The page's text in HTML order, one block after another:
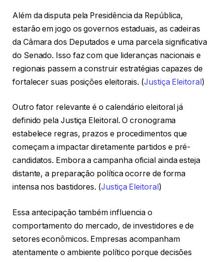
Além da disputa pela Presidência da República,
estarão em jogo os governos estaduais, as cadeiras
da Câmara dos Deputados e uma parcela significativa
do Senado. Isso faz com que lideranças nacionais e
regionais passem a construir estratégias capazes de
fortalecer suas posições eleitorais. (Justiça Eleitoral)
Outro fator relevante é o calendário eleitoral já
definido pela Justiça Eleitoral. O cronograma
estabelece regras, prazos e procedimentos que
começam a impactar diretamente partidos e pré-
candidatos. Embora a campanha oficial ainda esteja
distante, a preparação política ocorre de forma
intensa nos bastidores. (Justiça Eleitoral )
Essa antecipação também influencia o
comportamento do mercado, de investidores e de
setores econômicos. Empresas acompanham
atentamente o ambiente político porque decisões